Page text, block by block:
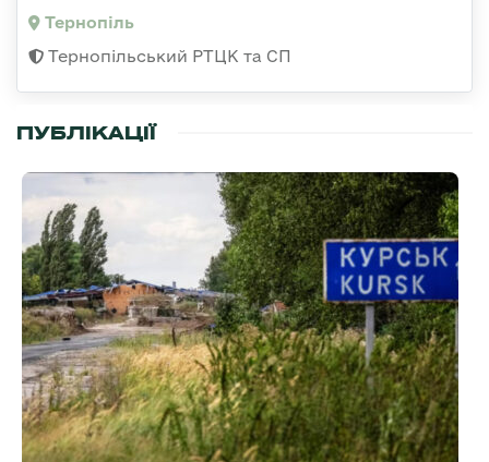
Тернопіль
Тернопільський РТЦК та СП
ПУБЛІКАЦІЇ